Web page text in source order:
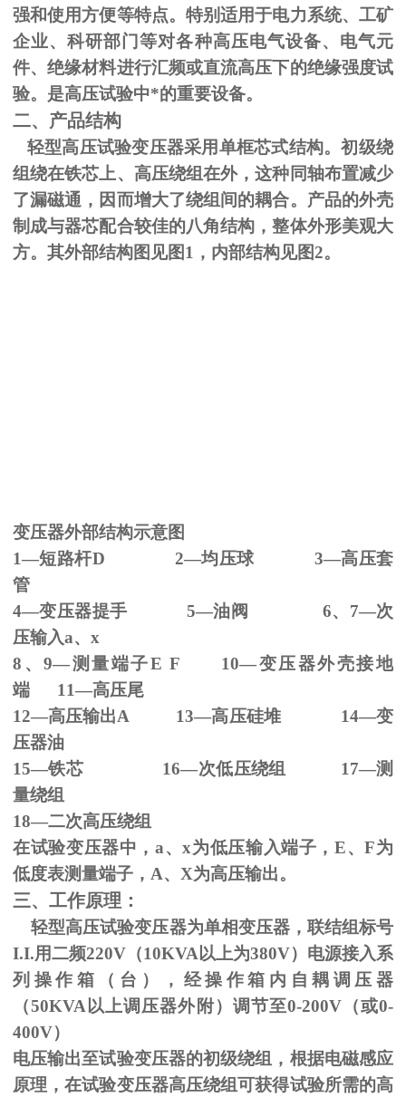
强和使用方便等特点。特别适用于电力系统、工矿
企业、科研部门等对各种高压电气设备、电气元
件、绝缘材料进行汇频或直流高压下的绝缘强度试
验。是高压试验中*的重要设备。
二、产品结构
轻型高压试验变压器采用单框芯式结构。初级绕
组绕在铁芯上、高压绕组在外，这种同轴布置减少
了漏磁通，因而增大了绕组间的耦合。产品的外壳
制成与器芯配合较佳的八角结构，整体外形美观大
方。其外部结构图见图1 ，内部结构见图2。
变压器外部结构示意图
1—短路杆D 2—均压球 3—高压套
管
4—变压器提手 5—油阀 6、 7—次
压输入a、 x
8、9—测量端子E F 10—变压器外壳接地
端 11—高压尾
12—高压输出A 13—高压硅堆 14—变
压器油
15—铁芯 16—次低压绕组 17—测
量绕组
18—二次高压绕组
在试验变压器中，a、x为低压输入端子，E、F为
低度表测量端子， A、 X为高压输出。
三、工作原理：
轻型高压试验变压器为单相变压器，联结组标号
I.I.用二频220V （10KVA 以上为380V）电源接入系
列操作箱（台），经操作箱内自耦调压器
（50KVA 以上调压器外附）调节至0-200V（或0-
400V）
电压输出至试验变压器的初级绕组，根据电磁感应
原理，在试验变压器高压绕组可获得试验所需的高